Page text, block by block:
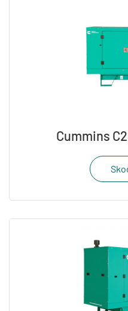
Husqvarna Slátturóbotar 8
Cummins